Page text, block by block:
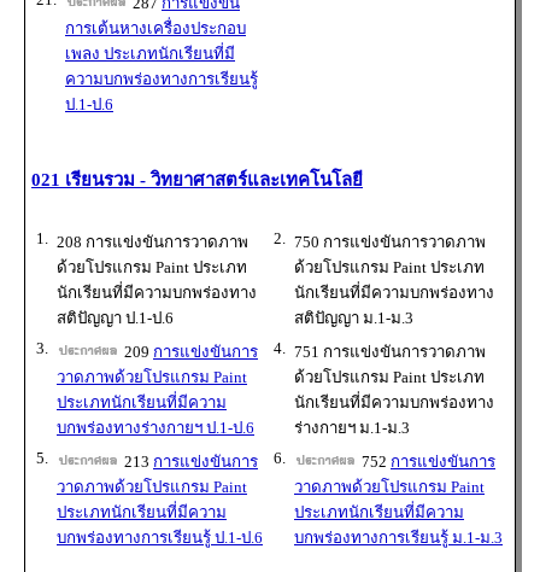
การเต้นหางเครื่องประกอบ
เพลง ประเภทนักเรียนที่มี
ความบกพร่องทางการเรียนรู้
ป.1-ป.6
021 เรียนรวม - วิทยาศาสตร์และเทคโนโลยี
1.
208 การแข่งขันการวาดภาพ
ด้วยโปรแกรม Paint ประเภท
นักเรียนที่มีความบกพร่องทาง
สติปัญญา ป.1-ป.6
2.
750 การแข่งขันการวาดภาพ
ด้วยโปรแกรม Paint ประเภท
นักเรียนที่มีความบกพร่องทาง
สติปัญญา ม.1-ม.3
3.
209 การแข่งขันการ
วาดภาพด้วยโปรแกรม Paint
ประเภทนักเรียนที่มีความ
บกพร่องทางร่างกายฯ ป.1-ป.6
4.
751 การแข่งขันการวาดภาพ
ด้วยโปรแกรม Paint ประเภท
นักเรียนที่มีความบกพร่องทาง
ร่างกายฯ ม.1-ม.3
5.
213 การแข่งขันการ
วาดภาพด้วยโปรแกรม Paint
ประเภทนักเรียนที่มีความ
บกพร่องทางการเรียนรู้ ป.1-ป.6
6. 752 การแข่งขันการ
วาดภาพด้วยโปรแกรม Paint
ประเภทนักเรียนที่มีความ
บกพร่องทางการเรียนรู้ ม.1-ม.3